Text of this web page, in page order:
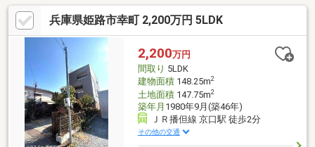
ーム等のご希望も対応も可能です。リフォームやリノベーション
もぜひお気軽にご相談下さい！■建築士が物件案内＆専門的アド
バイス付き！建築士と一緒に中古物件を見学できるので、その場
で不安や疑問を解消できます。さらに、物件の状態をしっかりチ
ェックする『ホームインスペクション（建物状況調査）』も実
施。安心してスムーズに中古物件を購入できます！※詳し
兵庫県姫路市幸町 2,200万円 5LDK
2,200万円
間取り 5LDK
建物面積148.25m2
土地面積147.75m2
築年月 1980年9月(築46年)
ＪＲ播但線 京口駅 徒歩2分
その他の交通